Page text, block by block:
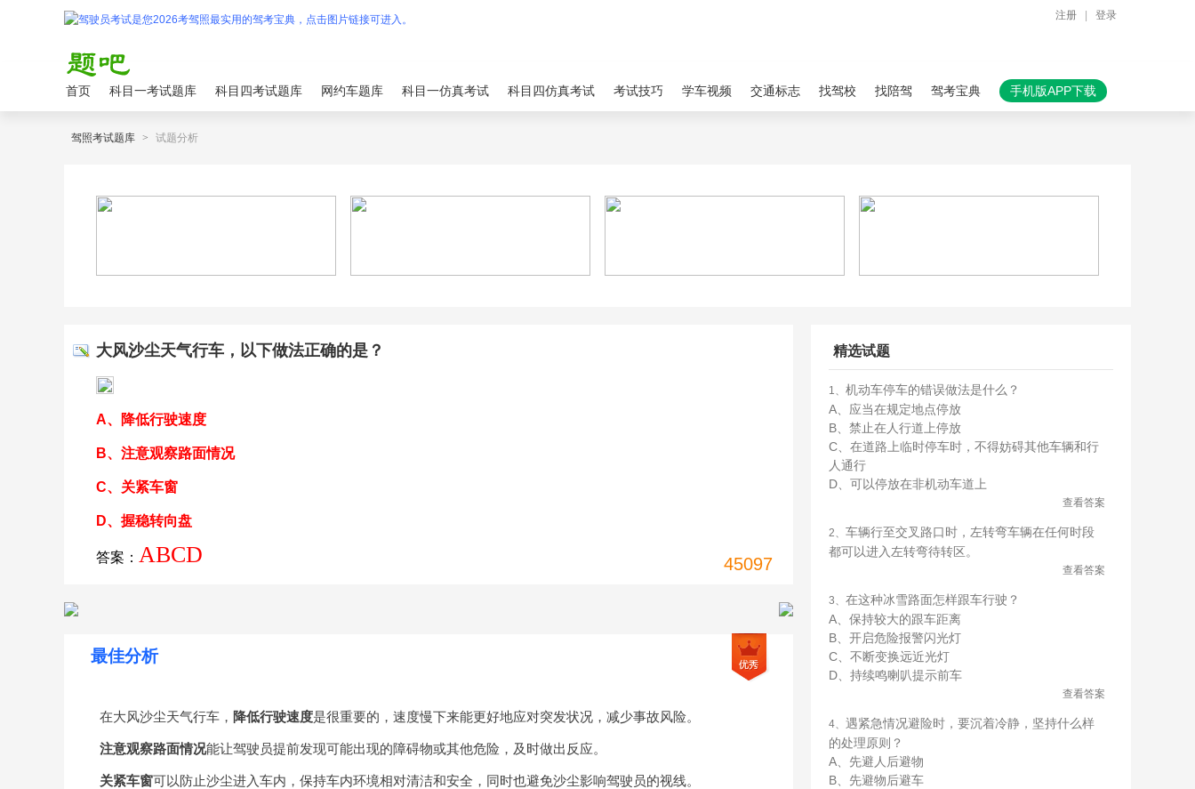
注册 登录
首页 科目一考试题库 科目四考试题库 网约车题库 科目一仿真考试 科目四仿真考试 考试技巧 学车视频 交通标志 找驾校 找陪驾 驾考宝典 手机版APP下载
驾照考试题库 > 试题分析
大风沙尘天气行车，以下做法正确的是？
A、降低行驶速度
B、注意观察路面情况
C、关紧车窗
D、握稳转向盘
答案： ABCD 45097
最佳分析
在大风沙尘天气行车， 降低行驶速度是很重要的，速度慢下来能更好地应对突发状况，减少事故风险。
注意观察路面情况能让驾驶员提前发现可能出现的障碍物或其他危险，及时做出反应。
关紧车窗可以防止沙尘进入车内，保持车内环境相对清洁和安全，同时也避免沙尘影响驾驶员的视线。
精选试题
1、 机动车停车的错误做法是什么？
A、应当在规定地点停放
B、禁止在人行道上停放
C、在道路上临时停车时，不得妨碍其他车辆和行
人通行
D、可以停放在非机动车道上
查看答案
2、 车辆行至交叉路口时，左转弯车辆在任何时段
都可以进入左转弯待转区。
查看答案
3、 在这种冰雪路面怎样跟车行驶？
A、保持较大的跟车距离
B、开启危险报警闪光灯
C、不断变换远近光灯
D、持续鸣喇叭提示前车
查看答案
4、 遇紧急情况避险时，要沉着冷静，坚持什么样
的处理原则？
A、先避人后避物
B、先避物后避车